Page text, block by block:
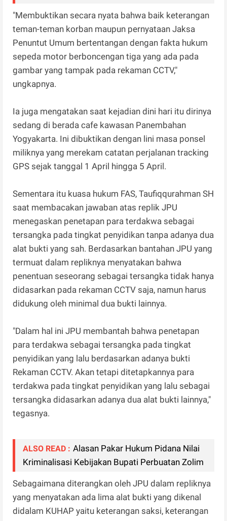
"Membuktikan secara nyata bahwa baik keterangan
teman-teman korban maupun pernyataan Jaksa
Penuntut Umum bertentangan dengan fakta hukum
sepeda motor berboncengan tiga yang ada pada
gambar yang tampak pada rekaman CCTV,"
ungkapnya.
Ia juga mengatakan saat kejadian dini hari itu dirinya
sedang di berada cafe kawasan Panembahan
Yogyakarta. Ini dibuktikan dengan lini masa ponsel
miliknya yang merekam catatan perjalanan tracking
GPS sejak tanggal 1 April hingga 5 April.
Sementara itu kuasa hukum FAS, Taufiqqurahman SH
saat membacakan jawaban atas replik JPU
menegaskan penetapan para terdakwa sebagai
tersangka pada tingkat penyidikan tanpa adanya dua
alat bukti yang sah. Berdasarkan bantahan JPU yang
termuat dalam repliknya menyatakan bahwa
penentuan seseorang sebagai tersangka tidak hanya
didasarkan pada rekaman CCTV saja, namun harus
didukung oleh minimal dua bukti lainnya.
"Dalam hal ini JPU membantah bahwa penetapan
para terdakwa sebagai tersangka pada tingkat
penyidikan yang lalu berdasarkan adanya bukti
Rekaman CCTV. Akan tetapi ditetapkannya para
terdakwa pada tingkat penyidikan yang lalu sebagai
tersangka didasarkan adanya dua alat bukti lainnya,"
tegasnya.
ALSO READ : Alasan Pakar Hukum Pidana Nilai
Kriminalisasi Kebijakan Bupati Perbuatan Zolim
Sebagaimana diterangkan oleh JPU dalam repliknya
yang menyatakan ada lima alat bukti yang dikenal
didalam KUHAP yaitu keterangan saksi, keterangan